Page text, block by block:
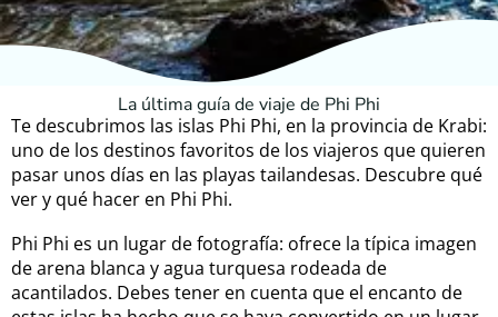
La última guía de viaje de Phi Phi
Te descubrimos las islas Phi Phi, en la provincia de Krabi:
uno de los destinos favoritos de los viajeros que quieren
pasar unos días en las playas tailandesas. Descubre qué
ver y qué hacer en Phi Phi.
Phi Phi es un lugar de fotografía: ofrece la típica imagen
de arena blanca y agua turquesa rodeada de
acantilados. Debes tener en cuenta que el encanto de